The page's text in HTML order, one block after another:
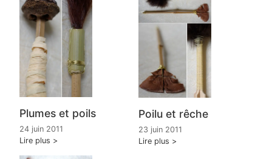
Plumes et poils
24 juin 2011
Lire plus
Poilu et rêche
23 juin 2011
Lire plus